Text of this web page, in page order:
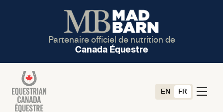
Partenaire officiel de nutrition de
Canada Équestre
EN FR